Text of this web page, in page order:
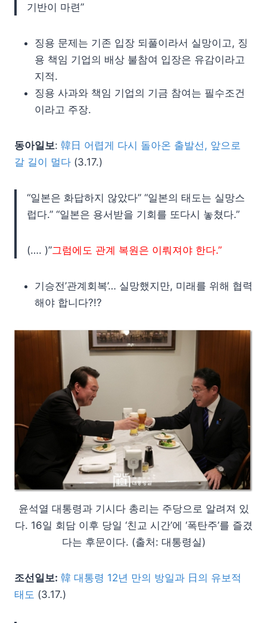
기반이 마련”
징용 문제는 기존 입장 되풀이라서 실망이고, 징
용 책임 기업의 배상 불참여 입장은 유감이라고
지적.
징용 사과와 책임 기업의 기금 참여는 필수조건
이라고 주장.
동아일보: 韓日 어렵게 다시 돌아온 출발선, 앞으로
갈 길이 멀다 (3.17.)
“일본은 화답하지 않았다” “일본의 태도는 실망스
럽다.” “일본은 용서받을 기회를 또다시 놓쳤다.”
(…. )”그럼에도 관계 복원은 이뤄져야 한다.”
기승전’관계회복’… 실망했지만, 미래를 위해 협력
해야 합니다?!?
윤석열 대통령과 기시다 총리는 주당으로 알려져 있
다. 16일 회담 이후 당일 ‘친교 시간’에 ‘폭탄주’를 즐겼
다는 후문이다. (출처: 대통령실)
조선일보: 韓 대통령 12년 만의 방일과 日의 유보적
태도 (3.17.)